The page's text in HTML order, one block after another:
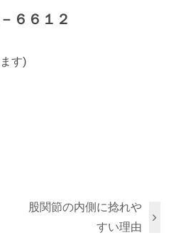
６６１２
す)
股関節の内側に捻れや
すい理由